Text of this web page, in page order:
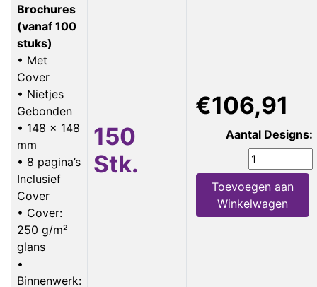
Brochures
(vanaf 100
stuks)
• Met
Cover
• Nietjes
Gebonden
• 148 x 148
mm
• 8 pagina’s
Inclusief
Cover
• Cover:
250 g/m²
glans
•
Binnenwerk:
150
Stk.
€106,91
Aantal Designs:
Toevoegen aan
Winkelwagen